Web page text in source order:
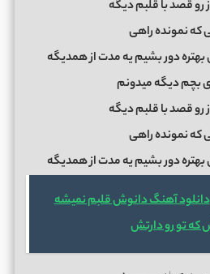
رو قصد با قلبم دیگه
که نمونده راهی
دور بشیم یه مدت از همدیگه
بچم دیگه میدونم
رو قصد با قلبم دیگه
که نمونده راهی
دور بشیم یه مدت از همدیگه
دانلود آهنگ دانوش قلبم نمیشه
که تو رو دارتش